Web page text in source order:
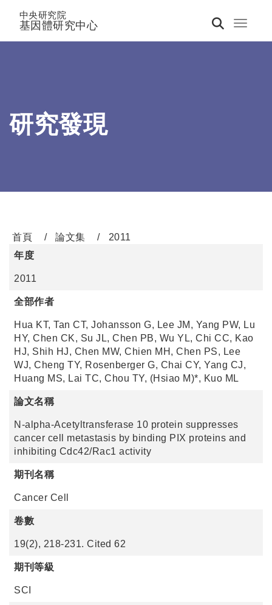
Toggle
中央研究院
基因體研究中心
研究發現
首頁 論文集
2011
年度
2011
全部作者
Hua KT, Tan CT, Johansson G, Lee JM, Yang PW, Lu
HY, Chen CK, Su JL, Chen PB, Wu YL, Chi CC, Kao
HJ, Shih HJ, Chen MW, Chien MH, Chen PS, Lee
WJ, Cheng TY, Rosenberger G, Chai CY, Yang CJ,
Huang MS, Lai TC, Chou TY, (Hsiao M)*, Kuo ML
論文名稱
N-alpha-Acetyltransferase 10 protein suppresses
cancer cell metastasis by binding PIX proteins and
inhibiting Cdc42/Rac1 activity
期刊名稱
Cancer Cell
卷數
19(2), 218-231. Cited 62
期刊等級
SCI